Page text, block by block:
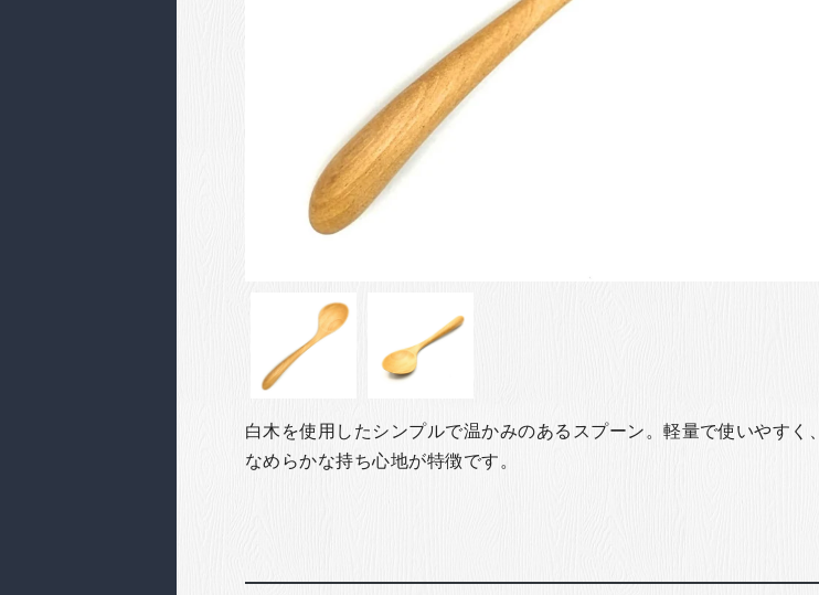
白木を使用したシンプルで温かみのあるスプーン。軽量で使いやすく、
なめらかな持ち心地が特徴です。